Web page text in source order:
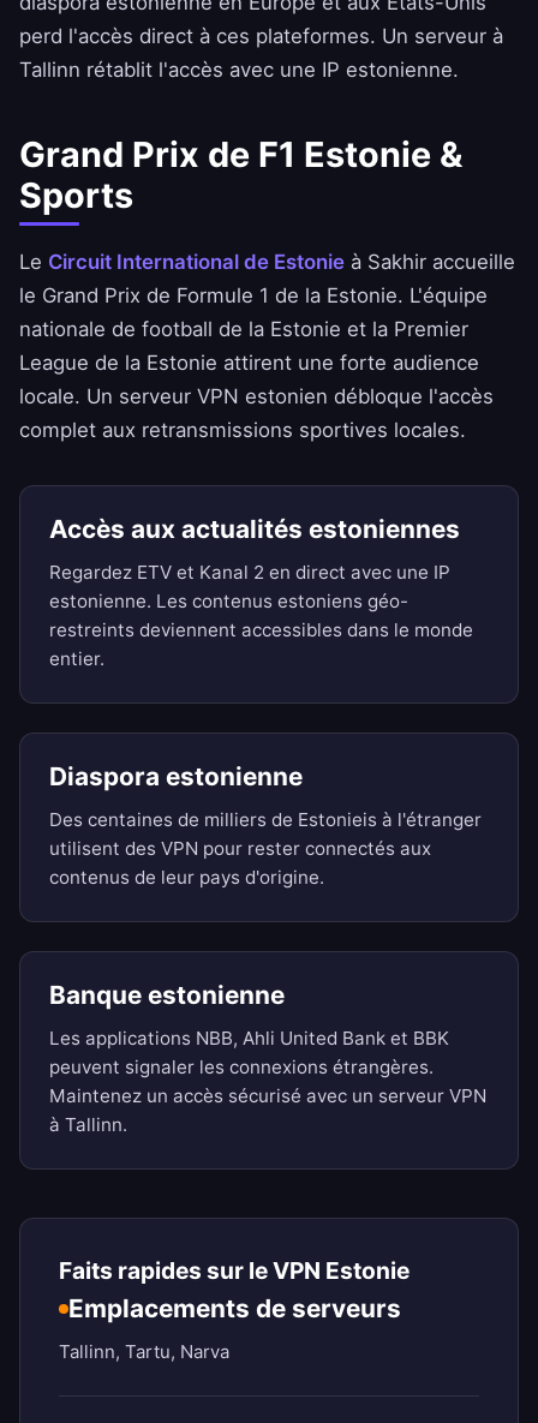
perd l'accès direct à ces plateformes. Un serveur à
Tallinn rétablit l'accès avec une IP estonienne.
Grand Prix de F1 Estonie &
Sports
Le Circuit International de Estonie à Sakhir accueille
le Grand Prix de Formule 1 de la Estonie. L'équipe
nationale de football de la Estonie et la Premier
League de la Estonie attirent une forte audience
locale. Un serveur VPN estonien débloque l'accès
complet aux retransmissions sportives locales.
Accès aux actualités estoniennes
Regardez ETV et Kanal 2 en direct avec une IP
estonienne. Les contenus estoniens géo-
restreints deviennent accessibles dans le monde
entier.
Diaspora estonienne
Des centaines de milliers de Estonieis à l'étranger
utilisent des VPN pour rester connectés aux
contenus de leur pays d'origine.
Banque estonienne
Les applications NBB, Ahli United Bank et BBK
peuvent signaler les connexions étrangères.
Maintenez un accès sécurisé avec un serveur VPN
à Tallinn.
Faits rapides sur le VPN Estonie
Emplacements de serveurs
Tallinn, Tartu, Narva